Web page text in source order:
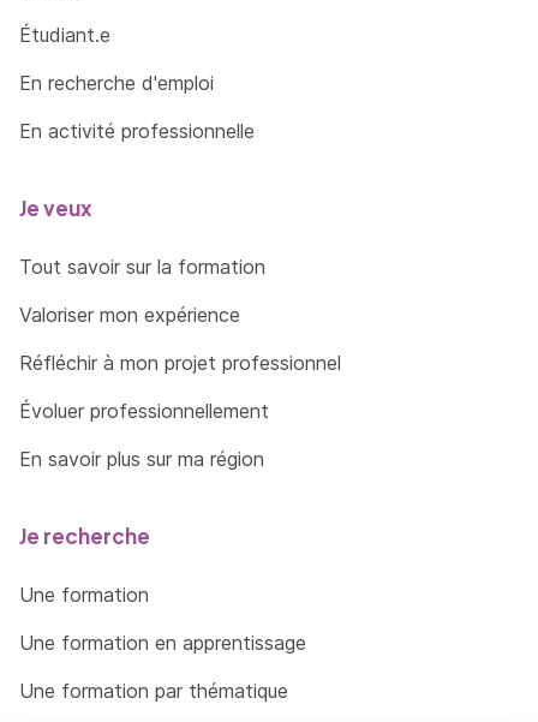
Étudiant.e
En recherche d'emploi
En activité professionnelle
Je veux
Tout savoir sur la formation
Valoriser mon expérience
Réfléchir à mon projet professionnel
Évoluer professionnellement
En savoir plus sur ma région
Je recherche
Une formation
Une formation en apprentissage
Une formation par thématique